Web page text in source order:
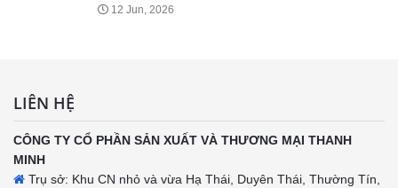
12 Jun, 2026
LIÊN HỆ
CÔNG TY CỔ PHẦN SẢN XUẤT VÀ THƯƠNG MẠI THANH
MINH
Trụ sở: Khu CN nhỏ và vừa Hạ Thái, Duyên Thái, Thường Tín,